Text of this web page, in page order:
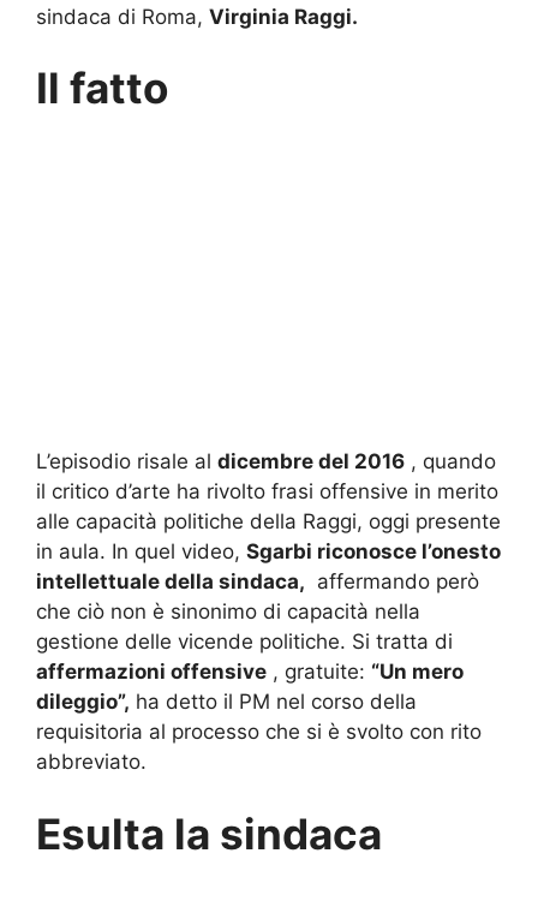
sindaca di Roma, Virginia Raggi.
Il fatto
L’episodio risale al dicembre del 2016 , quando
il critico d’arte ha rivolto frasi offensive in merito
alle capacità politiche della Raggi, oggi presente
in aula. In quel video, Sgarbi riconosce l’onesto
intellettuale della sindaca, affermando però
che ciò non è sinonimo di capacità nella
gestione delle vicende politiche. Si tratta di
affermazioni offensive , gratuite: “Un mero
dileggio”, ha detto il PM nel corso della
requisitoria al processo che si è svolto con rito
abbreviato.
Esulta la sindaca